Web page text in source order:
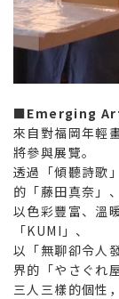
■Emerging
來自對福岡年輕
將參與展覽。
透過「傾聽詩歌
的「藤田真奈」、
以色彩豐富、溫
「KUMI」、
以「無聊卻令人
界的「やさぐれ屋
三人三樣的個性